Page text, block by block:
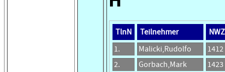
TlnN Teilnehmer
NWZ
1.
Malicki,Rudolfo
1412
2.
Gorbach,Mark
1423